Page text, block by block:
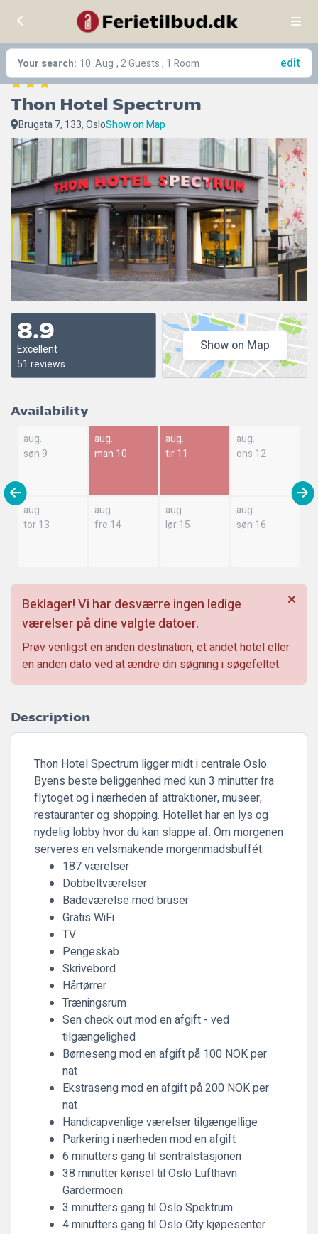
Your search: 10. Aug , 2 Guests , 1 Room edit
Thon Hotel Spectrum
Brugata 7, 133, OsloShow on Map
8.9
Excellent
51 reviews
Show on Map
Availability
aug.
søn 9
aug.
man 10
aug.
tir 11
aug.
ons 12
aug.
tor 13
aug.
fre 14
aug.
lør 15
aug.
søn 16
Beklager! Vi har desværre ingen ledige
værelser på dine valgte datoer.
Prøv venligst en anden destination, et andet hotel eller
en anden dato ved at ændre din søgning i søgefeltet.
Description
Thon Hotel Spectrum ligger midt i centrale Oslo.
Byens beste beliggenhed med kun 3 minutter fra
flytoget og i nærheden af attraktioner, museer,
restauranter og shopping. Hotellet har en lys og
nydelig lobby hvor du kan slappe af. Om morgenen
serveres en velsmakende morgenmadsbuffét.
187 værelser
Dobbeltværelser
Badeværelse med bruser
Gratis WiFi
TV
Pengeskab
Skrivebord
Hårtørrer
Træningsrum
Sen check out mod en afgift - ved
tilgængelighed
Børneseng mod en afgift på 100 NOK per
nat
Ekstraseng mod en afgift på 200 NOK per
nat
Handicapvenlige værelser tilgængellige
Parkering i nærheden mod en afgift
6 minutters gang til sentralstasjonen
38 minutter kørisel til Oslo Lufthavn
Gardermoen
3 minutters gang til Oslo Spektrum
4 minutters gang til Oslo City kjøpesenter